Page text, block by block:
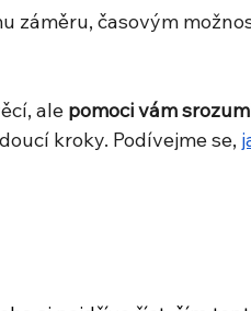
záměru, časovým
ale pomoci vám
kroky. Podívejme se,